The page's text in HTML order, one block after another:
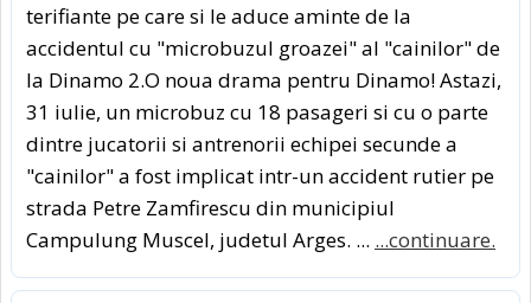
terifiante pe care si le aduce aminte de la
accidentul cu "microbuzul groazei" al "cainilor" de
la Dinamo 2.O noua drama pentru Dinamo! Astazi,
31 iulie, un microbuz cu 18 pasageri si cu o parte
dintre jucatorii si antrenorii echipei secunde a
"cainilor" a fost implicat intr-un accident rutier pe
strada Petre Zamfirescu din municipiul
Campulung Muscel, judetul Arges. ... ...continuare.